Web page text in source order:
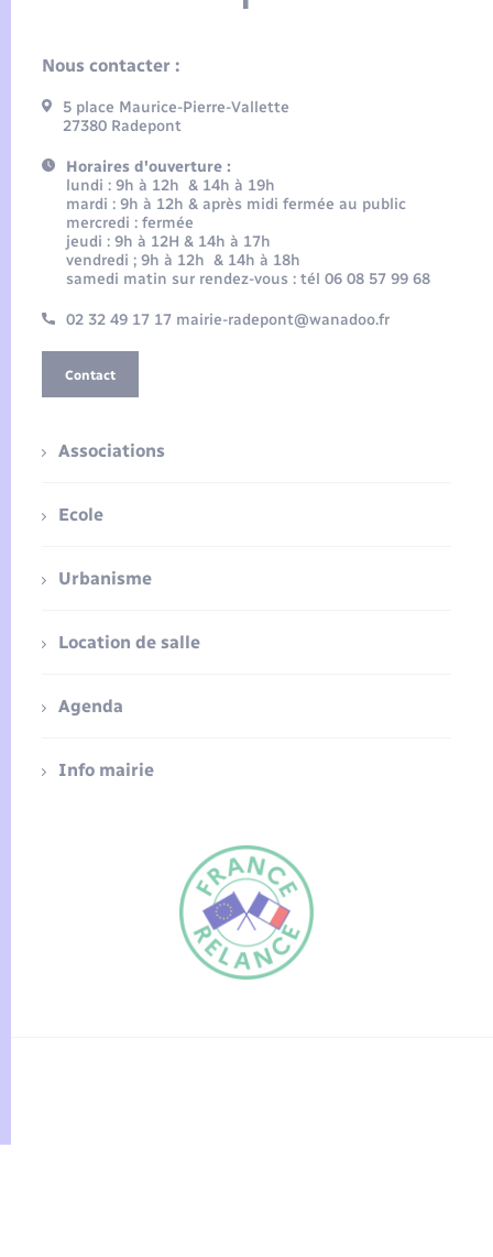
FR
Nous contacter :
5 place Maurice-Pierre-Vallette
27380 Radepont
Horaires d'ouverture :
lundi : 9h à 12h & 14h à 19h
mardi : 9h à 12h & après midi fermée au public
mercredi : fermée
jeudi : 9h à 12H & 14h à 17h
vendredi ; 9h à 12h & 14h à 18h
samedi matin sur rendez-vous : tél 06 08 57 99 68
02 32 49 17 17 mairie-radepont@wanadoo.fr
Contact
Associations
Ecole
Urbanisme
Location de salle
Agenda
Info mairie